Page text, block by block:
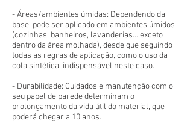
- Áreas/ambientes úmidas: Dependendo da
base, pode ser aplicado em ambientes úmidos
(cozinhas, banheiros, lavanderias... exceto
dentro da área molhada), desde que seguindo
todas as regras de aplicação, como o uso da
cola sintética, indispensável neste caso.
- Durabilidade: Cuidados e manutenção com o
seu papel de parede determinam o
prolongamento da vida útil do material, que
poderá chegar a 10 anos.